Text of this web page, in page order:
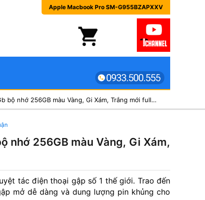
Apple Macbook Pro SM-G955BZAPXXV
Apple Macbook Pro M1 Ram 8Gb bộ nhớ 256GB màu Vàng, Gi Xám, Trắng mới fullbox
nhớ 256GB màu Vàng, Gi Xám,
tác điện thoại gập số 1 thế giới. Trao đến
mở dễ dàng và dung lượng pin khủng cho